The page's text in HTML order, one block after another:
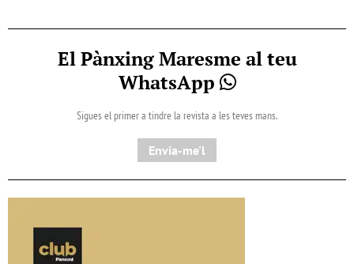
El Pànxing Maresme al teu
WhatsApp
Sigues el primer a tindre la revista a les teves mans.
Envia-me'l